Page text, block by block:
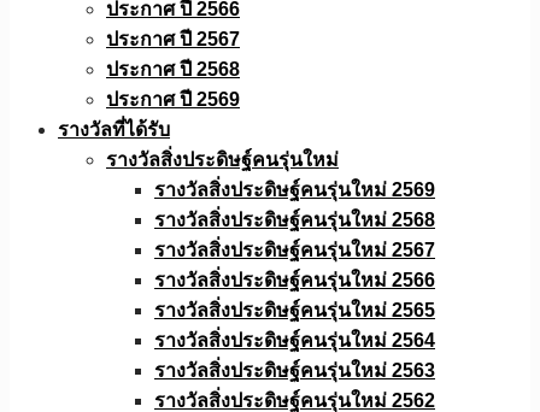
ประกาศ ปี 2566
ประกาศ ปี 2567
ประกาศ ปี 2568
ประกาศ ปี 2569
รางวัลที่ได้รับ
รางวัลสิ่งประดิษฐ์คนรุ่นใหม่
รางวัลสิ่งประดิษฐ์คนรุ่นใหม่ 2569
รางวัลสิ่งประดิษฐ์คนรุ่นใหม่ 2568
รางวัลสิ่งประดิษฐ์คนรุ่นใหม่ 2567
รางวัลสิ่งประดิษฐ์คนรุ่นใหม่ 2566
รางวัลสิ่งประดิษฐ์คนรุ่นใหม่ 2565
รางวัลสิ่งประดิษฐ์คนรุ่นใหม่ 2564
รางวัลสิ่งประดิษฐ์คนรุ่นใหม่ 2563
รางวัลสิ่งประดิษฐ์คนรุ่นใหม่ 2562